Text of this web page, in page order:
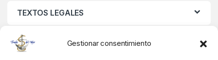
Gestionar consentimiento
TEXTOS LEGALES
MIS DATOS